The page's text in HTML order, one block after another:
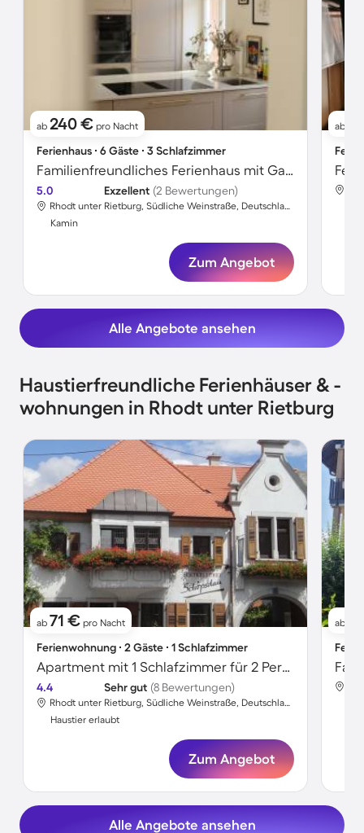
ab 240 € pro Nacht
Ferienhaus ∙ 6 Gäste ∙ 3 Schlafzimmer
Familienfreundliches Ferienhaus mit Garten und Grill | Panoramablick
5.0 Exzellent (2 Bewertungen)
Rhodt unter Rietburg, Südliche Weinstraße, Deutschland
Kamin
Zum Angebot
ab
Alle Angebote ansehen
Haustierfreundliche Ferienhäuser & -
wohnungen in Rhodt unter Rietburg
ab 71 € pro Nacht
Ferienwohnung ∙ 2 Gäste ∙ 1 Schlafzimmer
Apartment mit 1 Schlafzimmer für 2 Personen
4.4 Sehr gut (8 Bewertungen)
Rhodt unter Rietburg, Südliche Weinstraße, Deutschland
Haustier erlaubt
Zum Angebot
ab
Alle Angebote ansehen